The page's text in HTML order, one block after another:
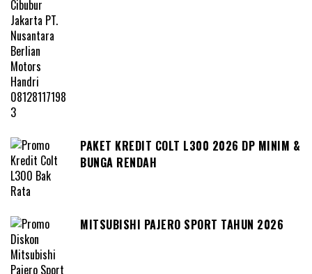
PAKET KREDIT COLT L300 2026 DP MINIM &
BUNGA RENDAH
MITSUBISHI PAJERO SPORT TAHUN 2026